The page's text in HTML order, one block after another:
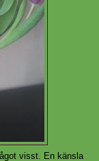
visst. En känsla